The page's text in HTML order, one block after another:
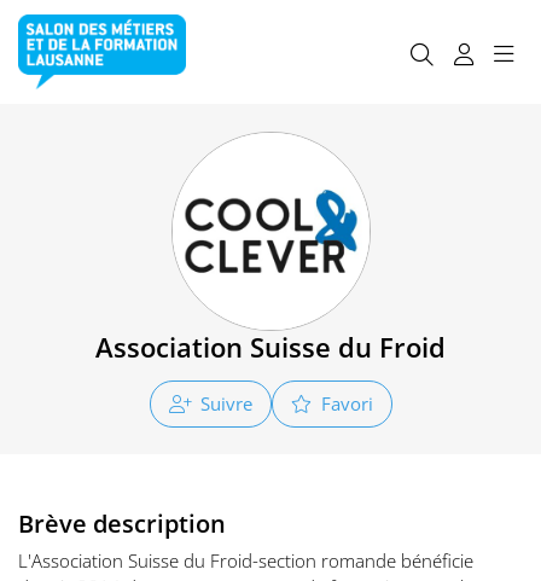
Association Suisse du Froid
Suivre Favori
Brève description
L'Association Suisse du Froid-section romande bénéficie